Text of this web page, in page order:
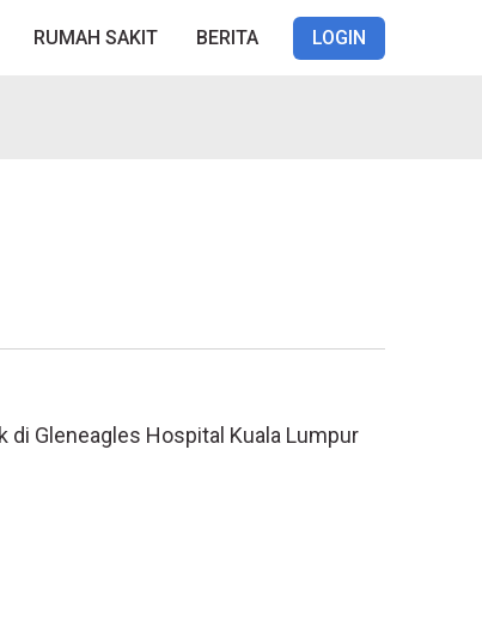
RUMAH SAKIT BERITA LOGIN
di Gleneagles Hospital Kuala Lumpur